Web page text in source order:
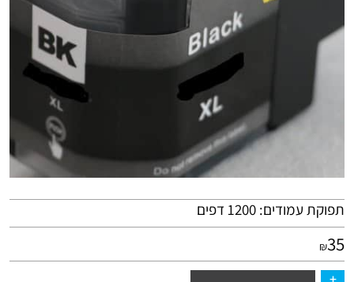
תפוקת עמודים: 1200 דפים
₪35